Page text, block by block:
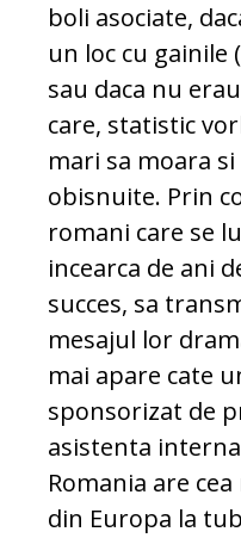
boli asociate,
un loc cu gainile
sau daca nu
care, statistic
mari sa moara
obisnuite. Prin
romani care se
incearca de ani
succes, sa
mesajul lor
mai apare cate
sponsorizat de
asistenta
Romania are
din Europa la